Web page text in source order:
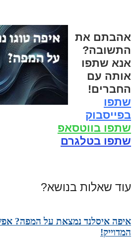
אהבתם את
התשובה?
אנא שתפו
אותה עם
החברים!
שתפו
בפייסבוק
שתפו בווטסאפ
שתפו בטלגרם
עוד שאלות בנושא?
איפה איסלנד נמצאת על המפה?
המדוייק!